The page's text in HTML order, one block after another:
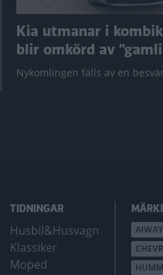
Kia utmanar i
blir omkörd av
Nykomlingen fälls av en
TIDNINGAR
Husbil&Husvagn
Klassiker
Moped